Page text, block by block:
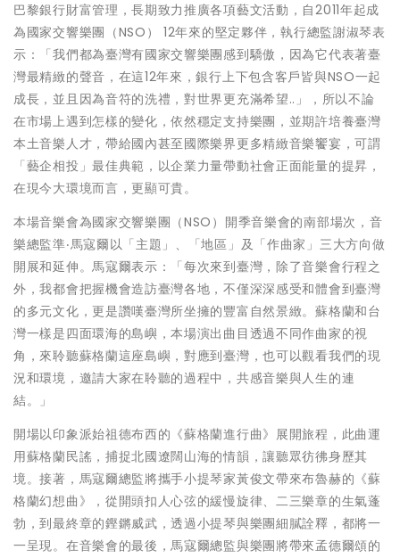
巴黎銀行財富管理，長期致力推廣各項藝文活動，自2011年起成
為國家交響樂團（NSO） 12年來的堅定夥伴，執行總監謝淑琴表
示：「我們都為臺灣有國家交響樂團感到驕傲，因為它代表著臺
灣最精緻的聲音，在這12年來，銀行上下包含客戶皆與NSO一起
成長，並且因為音符的洗禮，對世界更充滿希望..」，所以不論
在市場上遇到怎樣的變化，依然穩定支持樂團，並期許培養臺灣
本土音樂人才，帶給國內甚至國際樂界更多精緻音樂饗宴，可謂
「藝企相投」最佳典範，以企業力量帶動社會正面能量的提昇，
在現今大環境而言，更顯可貴。
本場音樂會為國家交響樂團（NSO）開季音樂會的南部場次，音
樂總監準‧馬寇爾以「主題」、「地區」及「作曲家」三大方向做
開展和延伸。馬寇爾表示：「每次來到臺灣，除了音樂會行程之
外，我都會把握機會造訪臺灣各地，不僅深深感受和體會到臺灣
的多元文化，更是讚嘆臺灣所坐擁的豐富自然景緻。蘇格蘭和台
灣一樣是四面環海的島嶼，本場演出曲目透過不同作曲家的視
角，來聆聽蘇格蘭這座島嶼，對應到臺灣，也可以觀看我們的現
況和環境，邀請大家在聆聽的過程中，共感音樂與人生的連
結。」
開場以印象派始祖德布西的《蘇格蘭進行曲》展開旅程，此曲運
用蘇格蘭民謠，捕捉北國遼闊山海的情韻，讓聽眾彷彿身歷其
境。接著，馬寇爾總監將攜手小提琴家黃俊文帶來布魯赫的《蘇
格蘭幻想曲》，從開頭扣人心弦的緩慢旋律、二三樂章的生氣蓬
勃，到最終章的鏗鏘威武，透過小提琴與樂團細膩詮釋，都將一
一呈現。在音樂會的最後，馬寇爾總監與樂團將帶來孟德爾頌的